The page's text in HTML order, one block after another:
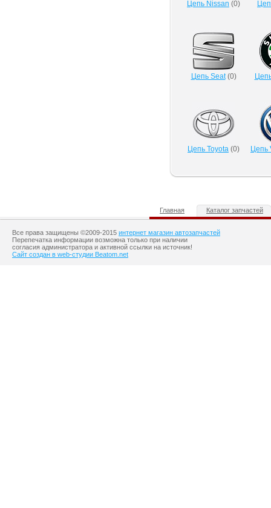
Цепь Nissan (0)
Цепь Seat(0)
Цепь Toyota (0) Цепь
Главная Каталог запчастей
Все права защищены ©2009-2015 интернет магазин автозапчастей
Перепечатка информации возможна только при наличии
согласия администратора и активной ссылки на источник!
Сайт создан в web-студии Beatom.net